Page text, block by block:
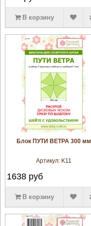
В корзину
увеличить
Блок ПУТИ ВЕТРА 300 мм
Артикул: K11
1638руб
В корзину